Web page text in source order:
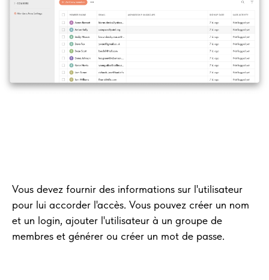
Vous devez fournir des informations sur l'utilisateur
pour lui accorder l'accès. Vous pouvez créer un nom
et un login, ajouter l'utilisateur à un groupe de
membres et générer ou créer un mot de passe.